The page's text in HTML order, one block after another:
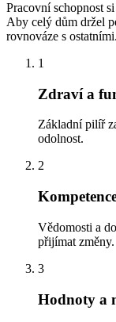
Pracovní schopnost
Aby celý dům držel
rovnováze s ostatními.
1
Zdraví a
Základní pilíř
odolnost.
2
Vědomosti a
přijímat změny.
3
Hodnoty a